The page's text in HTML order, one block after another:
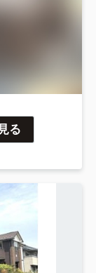
る